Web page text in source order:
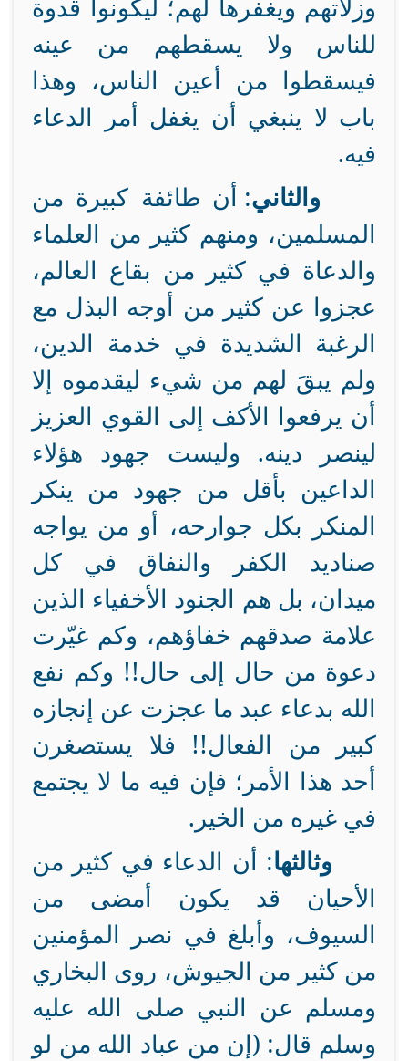
وزلاتهم ويغفرها لهم؛ ليكونوا قدوة
للناس ولا يسقطهم من عينه
فيسقطوا من أعين الناس، وهذا
باب لا ينبغي أن يغفل أمر الدعاء
فيه.
والثاني: أن طائفة كبيرة من
المسلمين، ومنهم كثير من العلماء
والدعاة في كثير من بقاع العالم،
عجزوا عن كثير من أوجه البذل مع
الرغبة الشديدة في خدمة الدين،
ولم يبقَ لهم من شيء ليقدموه إلا
أن يرفعوا الأكف إلى القوي العزيز
لينصر دينه. وليست جهود هؤلاء
الداعين بأقل من جهود من ينكر
المنكر بكل جوارحه، أو من يواجه
صناديد الكفر والنفاق في كل
ميدان، بل هم الجنود الأخفياء الذين
علامة صدقهم خفاؤهم، وكم غيّرت
دعوة من حال إلى حال!! وكم نفع
الله بدعاء عبد ما عجزت عن إنجازه
كبير من الفعال!! فلا يستصغرن
أحد هذا الأمر؛ فإن فيه ما لا يجتمع
في غيره من الخير.
وثالثها: أن الدعاء في كثير من
الأحيان قد يكون أمضى من
السيوف، وأبلغ في نصر المؤمنين
من كثير من الجيوش، روى البخاري
ومسلم عن النبي صلى الله عليه
وسلم قال: (إن من عباد الله من لو